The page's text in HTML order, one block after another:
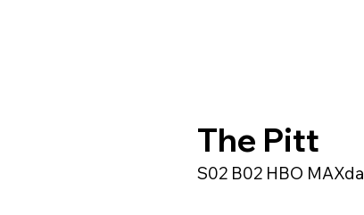
The Pitt
S02 B02 HBO MAXda